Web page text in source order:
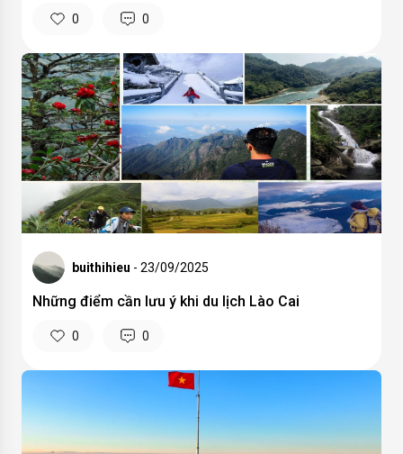
0 0
buithihieu - 23/09/2025
Những điểm cần lưu ý khi du lịch Lào Cai
0 0